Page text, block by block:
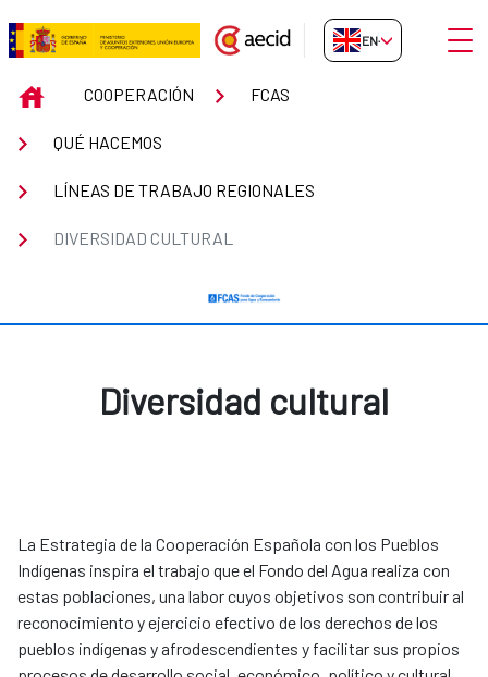
Skip to Main Content
Diversidad cultural
EN-GB
INICIOCOOPERACIÓN FCAS
QUÉ HACEMOS
LÍNEAS DE TRABAJO REGIONALES
DIVERSIDAD CULTURAL
Diversidad cultural
La Estrategia de la Cooperación Española con los Pueblos
Indígenas inspira el trabajo que el Fondo del Agua realiza con
estas poblaciones, una labor cuyos objetivos son contribuir al
reconocimiento y ejercicio efectivo de los derechos de los
pueblos indígenas y afrodescendientes y facilitar sus propios